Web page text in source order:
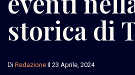
storica di
Di Redazione Il 23 Aprile, 2024